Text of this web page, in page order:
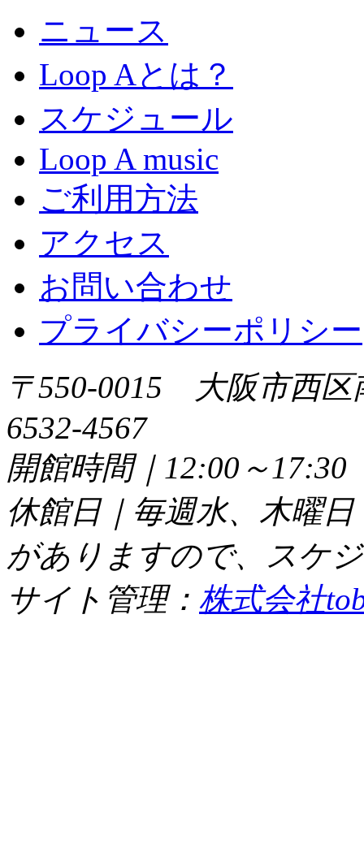
ニュース
Loop Aとは？
スケジュール
Loop A music
ご利用方法
アクセス
お問い合わせ
プライバシーポリシー
〒550-0015 大阪市西
6532-4567
開館時間｜12:00～
休館日｜毎週水、木曜
がありますので、スケ
サイト管理： 株式会社